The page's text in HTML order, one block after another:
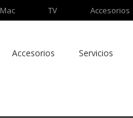
Mac TV Accesorios
Accesorios Servicios